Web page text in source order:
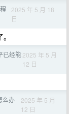
2025 年 5 月 18
日
已经能2025 年 5 月
12 日
么办
2025 年 5 月
12 日